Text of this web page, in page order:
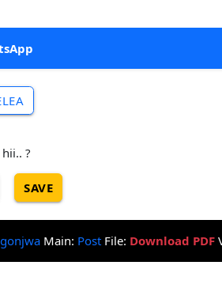
?
SAVE
Main: Post File: Download PDF